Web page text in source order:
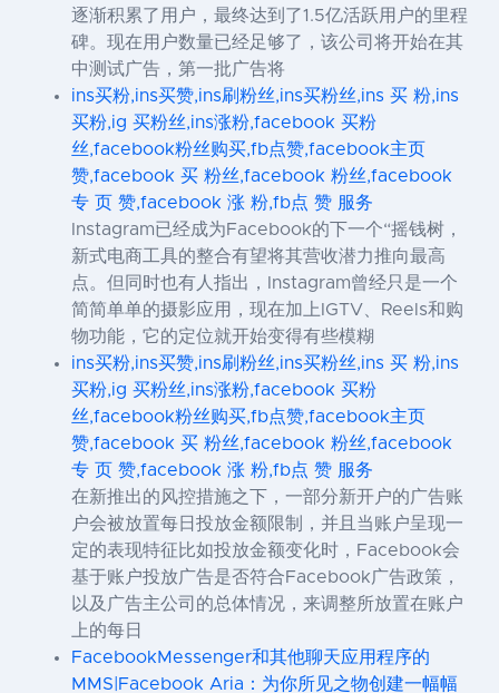
逐渐积累了用户，最终达到了1.5亿活跃用户的里程
碑。现在用户数量已经足够了，该公司将开始在其
中测试广告，第一批广告将
ins买粉,ins买赞,ins刷粉丝,ins买粉丝,ins 买 粉,ins
买粉,ig 买粉丝,ins涨粉,facebook 买粉
丝,facebook粉丝购买,fb点赞,facebook主页
赞,facebook 买 粉丝,facebook 粉丝,facebook
专 页 赞,facebook 涨 粉,fb点 赞 服务
Instagram已经成为Facebook的下一个“摇钱树，
新式电商工具的整合有望将其营收潜力推向最高
点。但同时也有人指出，Instagram曾经只是一个
简简单单的摄影应用，现在加上IGTV、Reels和购
物功能，它的定位就开始变得有些模糊
ins买粉,ins买赞,ins刷粉丝,ins买粉丝,ins 买 粉,ins
买粉,ig 买粉丝,ins涨粉,facebook 买粉
丝,facebook粉丝购买,fb点赞,facebook主页
赞,facebook 买 粉丝,facebook 粉丝,facebook
专 页 赞,facebook 涨 粉,fb点 赞 服务
在新推出的风控措施之下，一部分新开户的广告账
户会被放置每日投放金额限制，并且当账户呈现一
定的表现特征比如投放金额变化时，Facebook会
基于账户投放广告是否符合Facebook广告政策，
以及广告主公司的总体情况，来调整所放置在账户
上的每日
FacebookMessenger和其他聊天应用程序的
MMS|Facebook Aria：为你所见之物创建一幅幅